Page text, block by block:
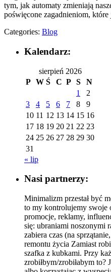
tym, jak automaty zmieniają
poświęcone zagadnieniom,
Categories: Blog
Kalendarz:
sierpień 2026
P W Ś C P S
N
1
2
3
4 5 6 7 8
9
10 11 12 13 14 15 16
17 18 19 20 21 22 23
24 25 26 27 28 29 30
31
« lip
Nasi partnerzy:
Minimalizm przestał być
to my kontrolujemy swoje
promocje, reklamy,
się: ubraniami noszonymi
zabiera czas (na
remontu życia Zamiast
szafka z kubkami. Przy
zrobiłbym/zrobiłabym